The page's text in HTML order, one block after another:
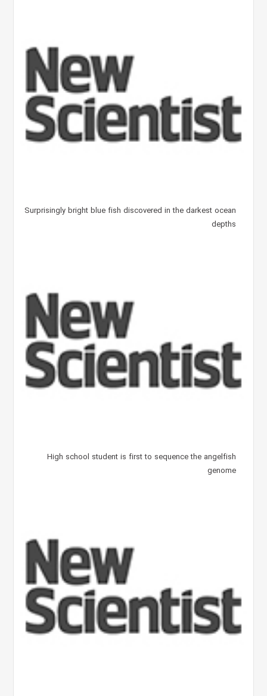
Surprisingly bright blue fish discovered in the darkest ocean
depths
High school student is first to sequence the angelfish
genome